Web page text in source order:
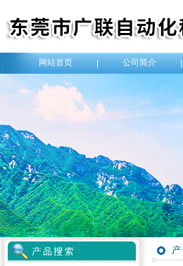
网站首页 公司简介